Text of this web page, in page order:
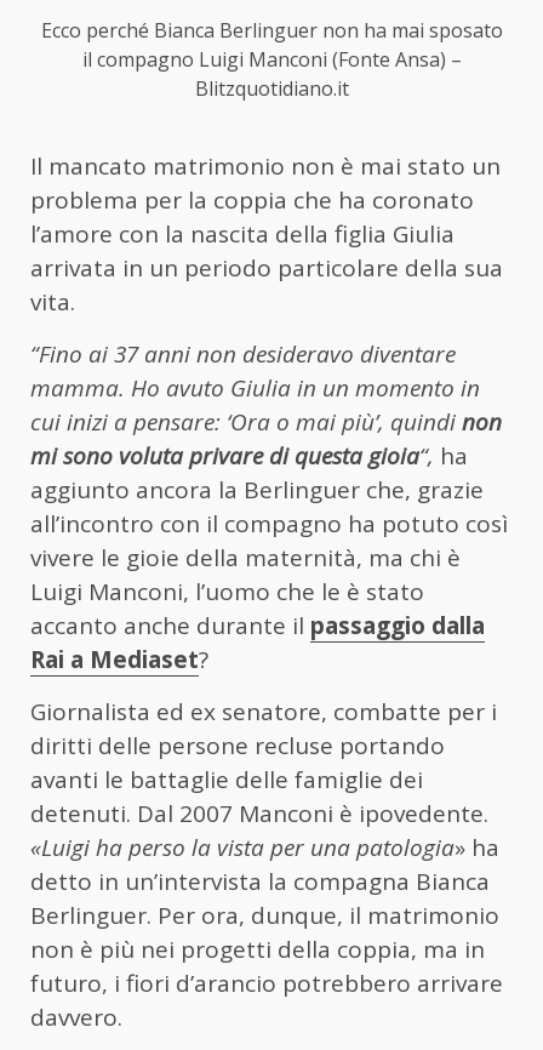
Ecco perché Bianca Berlinguer non ha mai sposato
il compagno Luigi Manconi (Fonte Ansa) –
Blitzquotidiano.it
Il mancato matrimonio non è mai stato un
problema per la coppia che ha coronato
l’amore con la nascita della figlia Giulia
arrivata in un periodo particolare della sua
vita.
“Fino ai 37 anni non desideravo diventare
mamma. Ho avuto Giulia in un momento in
cui inizi a pensare: ‘Ora o mai più’, quindinon
mi sono voluta privare di questa gioia“, ha
aggiunto ancora la Berlinguer che, grazie
all’incontro con il compagno ha potuto così
vivere le gioie della maternità, ma chi è
Luigi Manconi, l’uomo che le è stato
accanto anche durante il passaggio dalla
Rai a Mediaset?
Giornalista ed ex senatore, combatte per i
diritti delle persone recluse portando
avanti le battaglie delle famiglie dei
detenuti. Dal 2007 Manconi è ipovedente.
«Luigi ha perso la vista per una patologia» ha
detto in un’intervista la compagna Bianca
Berlinguer. Per ora, dunque, il matrimonio
non è più nei progetti della coppia, ma in
futuro, i fiori d’arancio potrebbero arrivare
davvero.